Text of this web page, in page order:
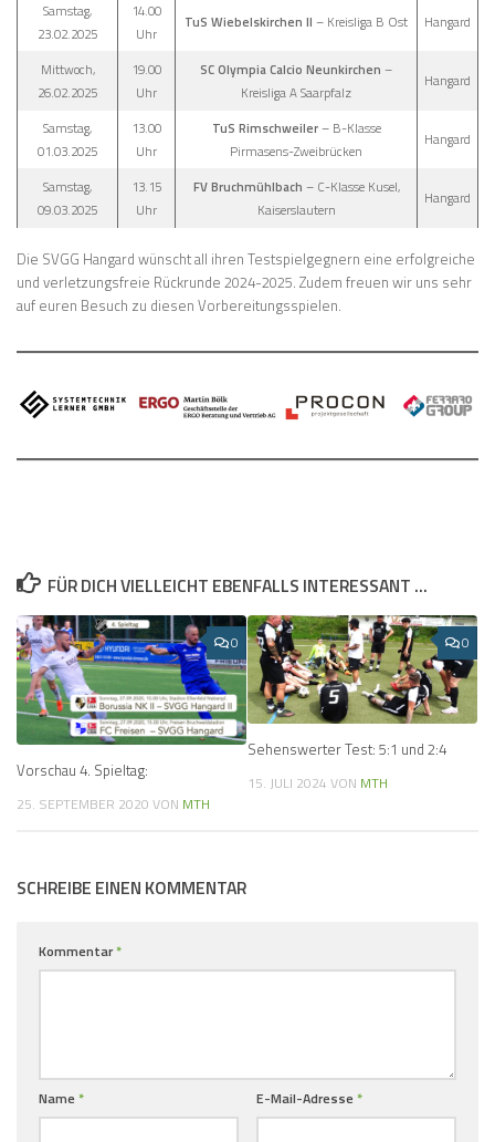
Samstag,
23.02.2025
14.00
Uhr
TuS Wiebelskirchen II – Kreisliga B Ost Hangard
Mittwoch,
26.02.2025
19.00
Uhr
SC Olympia Calcio Neunkirchen –
Kreisliga A Saarpfalz
Hangard
Samstag,
01.03.2025
13.00
Uhr
TuS Rimschweiler– B-Klasse
Pirmasens-Zweibrücken
Hangard
Samstag,
09.03.2025
13.15
Uhr
FV Bruchmühlbach – C-Klasse Kusel,
Kaiserslautern
Hangard
Die SVGG Hangard wünscht all ihren Testspielgegnern eine erfolgreiche
und verletzungsfreie Rückrunde 2024-2025. Zudem freuen wir uns sehr
auf euren Besuch zu diesen Vorbereitungsspielen.
FÜR DICH VIELLEICHT EBENFALLS INTERESSANT …
0
Vorschau 4. Spieltag:
25. SEPTEMBER 2020 VON MTH
0
Sehenswerter Test: 5:1 und 2:4
15. JULI 2024 VON MTH
SCHREIBE EINEN KOMMENTAR
Kommentar*
Name * E-Mail-Adresse *